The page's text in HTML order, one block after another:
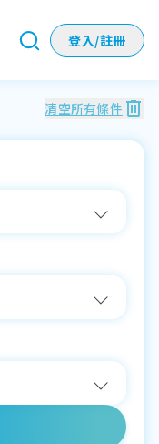
登入/註冊
清空所有條件